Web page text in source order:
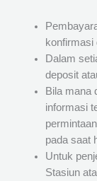
Dalam
deposit
Bila mana
informasi
pada saat
Untuk
Stasiun